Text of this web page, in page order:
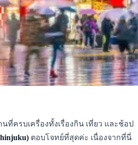
ที่ครบเครื่องทั้งเรื่องกิน เที่ยว และช้อป
ตอบโจทย์ที่สุดค่ะ เนื่องจากที่นี่